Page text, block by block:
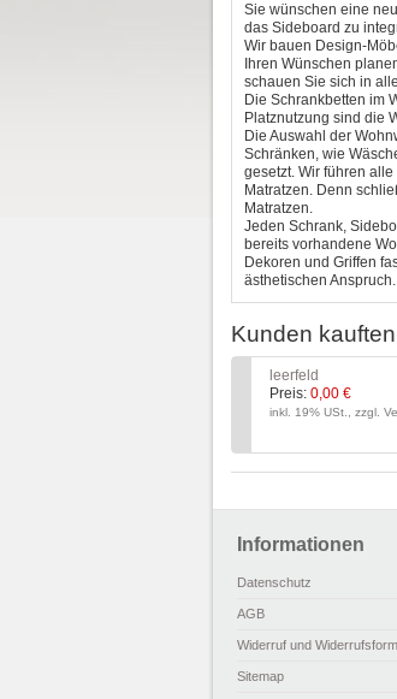
Sie wünschen eine
das Sideboard zu
Wir bauen Design-
Ihren Wünschen
schauen Sie sich in
Die Schrankbetten im
Platznutzung sind die
Die Auswahl der
Schränken, wie
gesetzt. Wir führen
Matratzen. Denn
Matratzen.
Jeden Schrank,
bereits vorhandene
Dekoren und Griffen
ästhetischen Anspruch.
Kunden
leerfeld
Preis: 0,00 €
inkl. 19% USt., zzgl.
Informationen
Datenschutz
AGB
Widerruf und
Sitemap